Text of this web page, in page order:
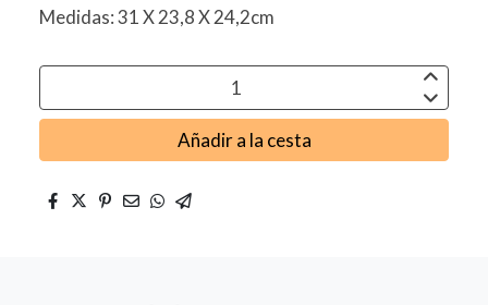
Medidas: 31 X 23,8 X 24,2cm
Añadir a la cesta